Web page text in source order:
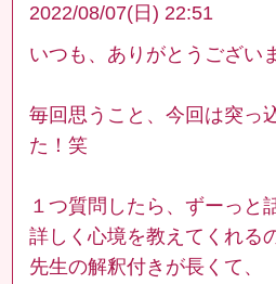
2022/08/07(日) 22:51
いつも、ありがとうござい
毎回思うこと、今回は突っ
た！笑
１つ質問したら、ずーっと
詳しく心境を教えてくれる
先生の解釈付きが長くて、